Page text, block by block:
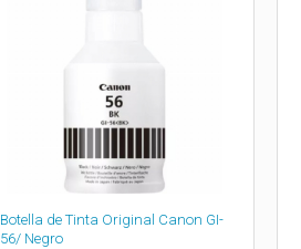
Botella de Tinta Original Canon GI-
56/ Negro